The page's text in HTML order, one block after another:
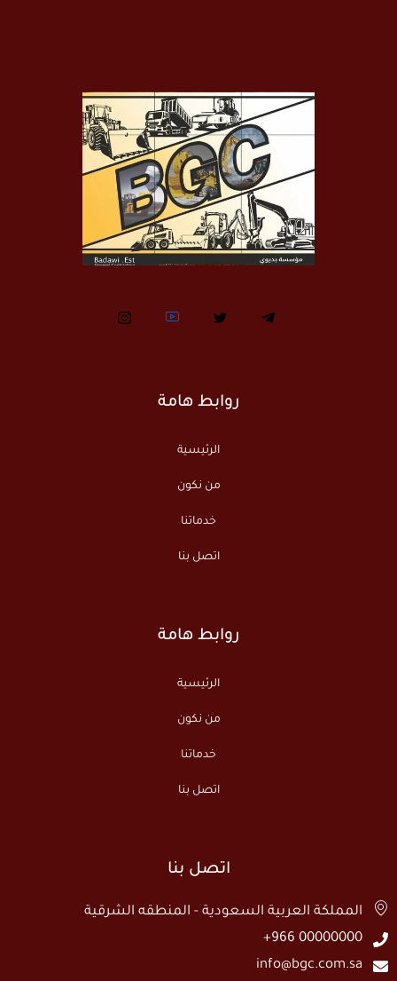
روابط هامة
الرئيسية
من نكون
خدماتنا
اتصل بنا
روابط هامة
الرئيسية
من نكون
خدماتنا
اتصل بنا
اتصل بنا
المملكة العربية السعودية - المنطقه الشرقية
00000000 966+
info@bgc.com.sa